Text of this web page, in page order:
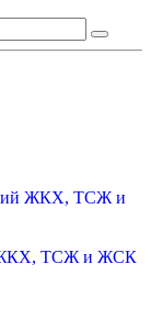
ЖКХ, ТСЖ и
ЖКХ, ТСЖ и ЖСК